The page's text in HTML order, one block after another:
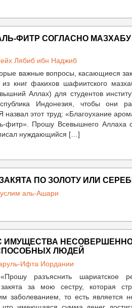
ФИТР СОГЛАСНО
Лябиб ибн Наджиб
важные вопросы, касающиеся
книг факихов шафиитского
Аллах) для студентов
Индонезия, чтобы они
назвал этот труд: «Благоухание
фитр». Прошу Всевышнего Аллаха
нуждающийся […]
ПО ЗОЛОТУ ИЛИ
аль-Ашари
ИМУЩЕСТВА
ЛЮДЕЙ
Ифта Иордании
разъяснить шариатское
за мою сестру, которая
заболеванием, то есть является